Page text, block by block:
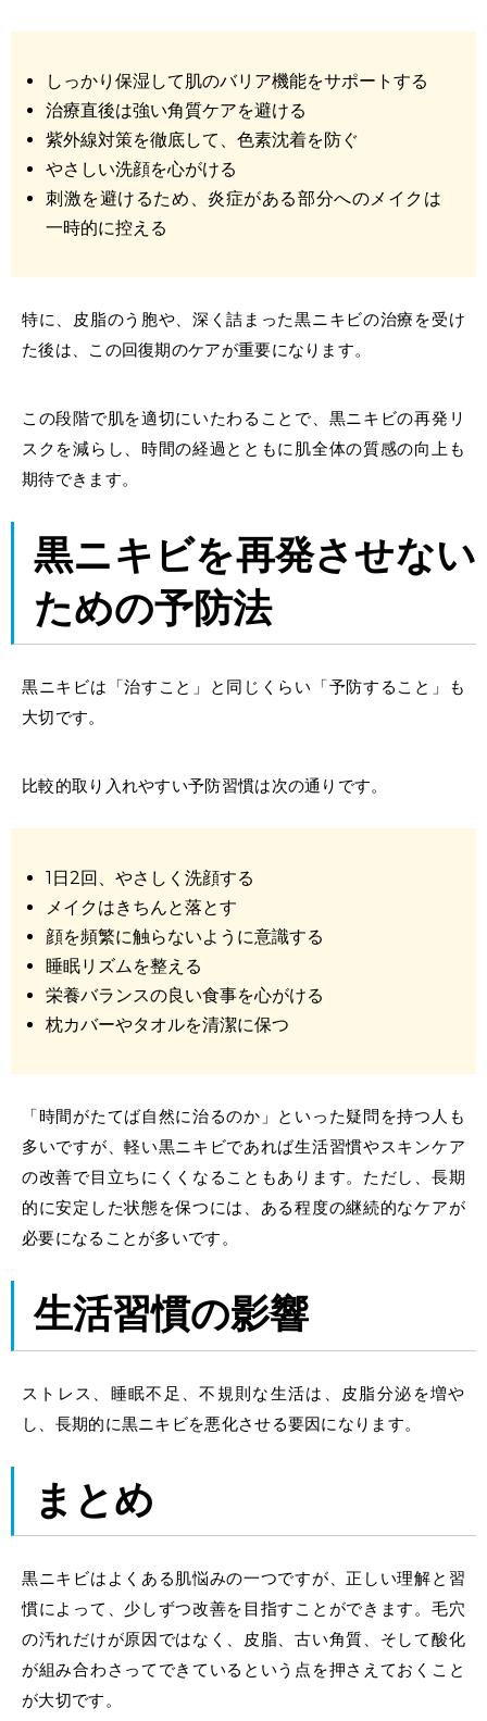
しっかり保湿して肌のバリア機能をサポートする
治療直後は強い角質ケアを避ける
紫外線対策を徹底して、色素沈着を防ぐ
やさしい洗顔を心がける
刺激を避けるため、炎症がある部分へのメイクは
一時的に控える
特に、皮脂のう胞や、深く詰まった黒ニキビの治療を受け
た後は、この回復期のケアが重要になります。
この段階で肌を適切にいたわることで、黒ニキビの再発リ
スクを減らし、時間の経過とともに肌全体の質感の向上も
期待できます。
黒ニキビを再発させない
ための予防法
黒ニキビは「治すこと」と同じくらい「予防すること」も
大切です。
比較的取り入れやすい予防習慣は次の通りです。
1日2回、やさしく洗顔する
メイクはきちんと落とす
顔を頻繁に触らないように意識する
睡眠リズムを整える
栄養バランスの良い食事を心がける
枕カバーやタオルを清潔に保つ
「時間がたてば自然に治るのか」といった疑問を持つ人も
多いですが、軽い黒ニキビであれば生活習慣やスキンケア
の改善で目立ちにくくなることもあります。ただし、長期
的に安定した状態を保つには、ある程度の継続的なケアが
必要になることが多いです。
生活習慣の影響
ストレス、睡眠不足、不規則な生活は、皮脂分泌を増や
し、長期的に黒ニキビを悪化させる要因になります。
まとめ
黒ニキビはよくある肌悩みの一つですが、正しい理解と習
慣によって、少しずつ改善を目指すことができます。毛穴
の汚れだけが原因ではなく、皮脂、古い角質、そして酸化
が組み合わさってできているという点を押さえておくこと
が大切です。